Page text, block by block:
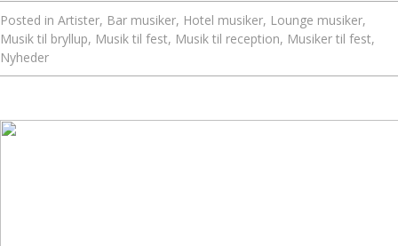
Posted in Artister, Bar musiker, Hotel musiker, Lounge musiker,
Musik til bryllup, Musik til fest, Musik til reception, Musiker til fest,
Nyheder